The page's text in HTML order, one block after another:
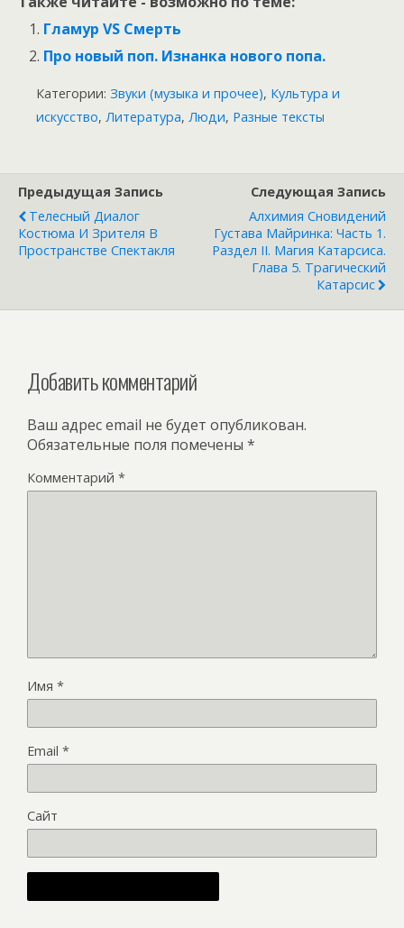
Гламур VS Смерть
Про новый поп. Изнанка нового попа.
Категории: Звуки (музыка и прочее), Культура и
искусство, Литература, Люди, Разные тексты
Предыдущая Запись
Телесный Диалог
Костюма И Зрителя В
Пространстве Спектакля
Следующая Запись
Алхимия Сновидений
Густава Майринка: Часть 1.
Раздел II. Магия Катарсиса.
Глава 5. Трагический
Катарсис
Добавить комментарий
Ваш адрес email не будет опубликован.
Обязательные поля помечены *
Комментарий *
Имя *
Email *
Сайт